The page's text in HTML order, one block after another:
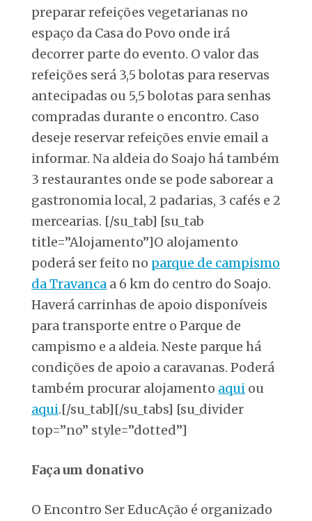
preparar refeições vegetarianas no
espaço da Casa do Povo onde irá
decorrer parte do evento. O valor das
refeições será 3,5 bolotas para reservas
antecipadas ou 5,5 bolotas para senhas
compradas durante o encontro. Caso
deseje reservar refeições envie email a
informar. Na aldeia do Soajo há também
3 restaurantes onde se pode saborear a
gastronomia local, 2 padarias, 3 cafés e 2
mercearias. [/su_tab] [su_tab
title=”Alojamento”]O alojamento
poderá ser feito no parque de campismo
da Travanca a 6 km do centro do Soajo.
Haverá carrinhas de apoio disponíveis
para transporte entre o Parque de
campismo e a aldeia. Neste parque há
condições de apoio a caravanas. Poderá
também procurar alojamento aqui ou
aqui.[/su_tab][/su_tabs] [su_divider
top=”no” style=”dotted”]
Faça um donativo
O Encontro Ser EducAção é organizado